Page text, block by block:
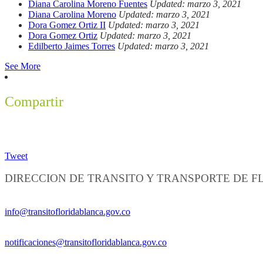
Diana Carolina Moreno Fuentes Updated: marzo 3, 2021
Diana Carolina Moreno Updated: marzo 3, 2021
Dora Gomez Ortiz II Updated: marzo 3, 2021
Dora Gomez Ortiz Updated: marzo 3, 2021
Edilberto Jaimes Torres Updated: marzo 3, 2021
See More
Compartir
Tweet
DIRECCION DE TRANSITO Y TRANSPORTE DE
info@transitofloridablanca.gov.co
notificaciones@transitofloridablanca.gov.co